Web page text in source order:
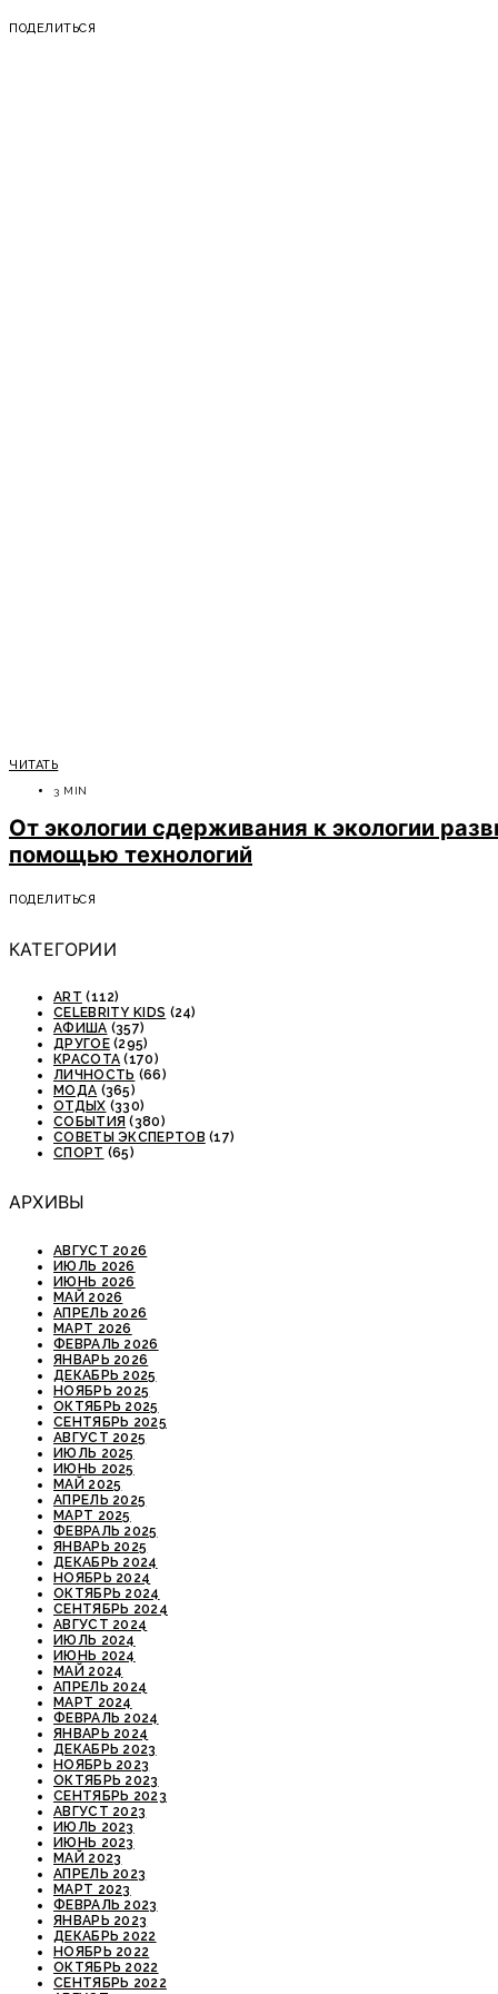
ПОДЕЛИТЬСЯ
ЧИТАТЬ
3 MIN
От экологии сдерживания к экологии
помощью технологий
ПОДЕЛИТЬСЯ
КАТЕГОРИИ
ART (112)
CELEBRITY KIDS (24)
АФИША (357)
ДРУГОЕ(295)
КРАСОТА (170)
ЛИЧНОСТЬ (66)
МОДА (365)
ОТДЫХ (330)
СОБЫТИЯ (380)
СОВЕТЫ ЭКСПЕРТОВ (17)
СПОРТ (65)
АРХИВЫ
АВГУСТ 2026
ИЮЛЬ 2026
ИЮНЬ 2026
МАЙ 2026
АПРЕЛЬ 2026
МАРТ 2026
ФЕВРАЛЬ 2026
ЯНВАРЬ 2026
ДЕКАБРЬ 2025
НОЯБРЬ 2025
ОКТЯБРЬ 2025
СЕНТЯБРЬ 2025
АВГУСТ 2025
ИЮЛЬ 2025
ИЮНЬ 2025
МАЙ 2025
АПРЕЛЬ 2025
МАРТ 2025
ФЕВРАЛЬ 2025
ЯНВАРЬ 2025
ДЕКАБРЬ 2024
НОЯБРЬ 2024
ОКТЯБРЬ 2024
СЕНТЯБРЬ 2024
АВГУСТ 2024
ИЮЛЬ 2024
ИЮНЬ 2024
МАЙ 2024
АПРЕЛЬ 2024
МАРТ 2024
ФЕВРАЛЬ 2024
ЯНВАРЬ 2024
ДЕКАБРЬ 2023
НОЯБРЬ 2023
ОКТЯБРЬ 2023
СЕНТЯБРЬ 2023
АВГУСТ 2023
ИЮЛЬ 2023
ИЮНЬ 2023
МАЙ 2023
АПРЕЛЬ 2023
МАРТ 2023
ФЕВРАЛЬ 2023
ЯНВАРЬ 2023
ДЕКАБРЬ 2022
НОЯБРЬ 2022
ОКТЯБРЬ 2022
СЕНТЯБРЬ 2022